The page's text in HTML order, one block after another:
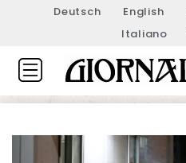
Deutsch English
Italiano